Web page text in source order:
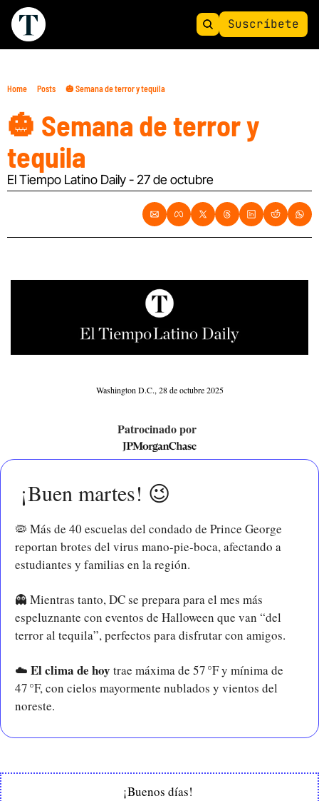
Suscríbete
Home Posts 🎃 Semana de terror y tequila
🎃 Semana de terror y
tequila
El Tiempo Latino Daily - 27 de octubre
Washington D.C., 28 de octubre 2025
Patrocinado por
¡Buen martes! 😉
🦠 Más de 40 escuelas del condado de Prince George
reportan brotes del virus mano-pie-boca, afectando a
estudiantes y familias en la región.
👻 Mientras tanto, DC se prepara para el mes más
espeluznante con eventos de Halloween que van “del
terror al tequila”, perfectos para disfrutar con amigos.
☁️ El clima de hoy trae máxima de 57 °F y mínima de
47 °F, con cielos mayormente nublados y vientos del
noreste.
¡Buenos días!